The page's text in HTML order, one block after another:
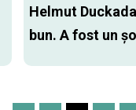
Helmut
bun. A fost un